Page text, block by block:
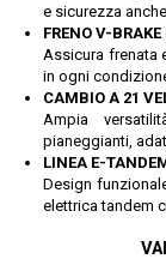
e sicurezza
FRENO V-
Assicura frenata
in ogni
CAMBIO A 21
Ampia
pianeggianti,
LINEA E-
Design
elettrica tandem